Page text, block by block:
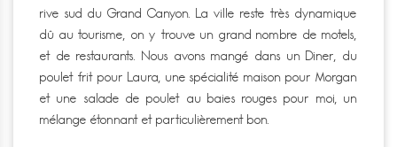
rive sud du Grand Canyon. La ville reste très dynamique
dû au tourisme, on y trouve un grand nombre de motels,
et de restaurants. Nous avons mangé dans un Diner, du
poulet frit pour Laura, une spécialité maison pour Morgan
et une salade de poulet au baies rouges pour moi, un
mélange étonnant et particulièrement bon.